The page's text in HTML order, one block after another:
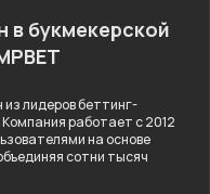
в букмекерской
из лидеров беттинг-
Компания работает с 2012
на основе
сотни тысяч